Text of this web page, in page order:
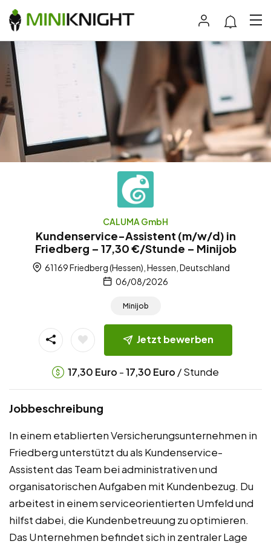
CALUMA GmbH
Kundenservice-Assistent (m/w/d) in
Friedberg – 17,30 €/Stunde – Minijob
61169 Friedberg (Hessen), Hessen, Deutschland
06/08/2026
Minijob
Jetzt bewerben
17,30 Euro -17,30 Euro / Stunde
Jobbeschreibung
In einem etablierten Versicherungsunternehmen in
Friedberg unterstützt du als Kundenservice-
Assistent das Team bei administrativen und
organisatorischen Aufgaben mit Kundenbezug. Du
arbeitest in einem serviceorientierten Umfeld und
hilfst dabei, die Kundenbetreuung zu optimieren.
Das Unternehmen befindet sich in zentraler Lage